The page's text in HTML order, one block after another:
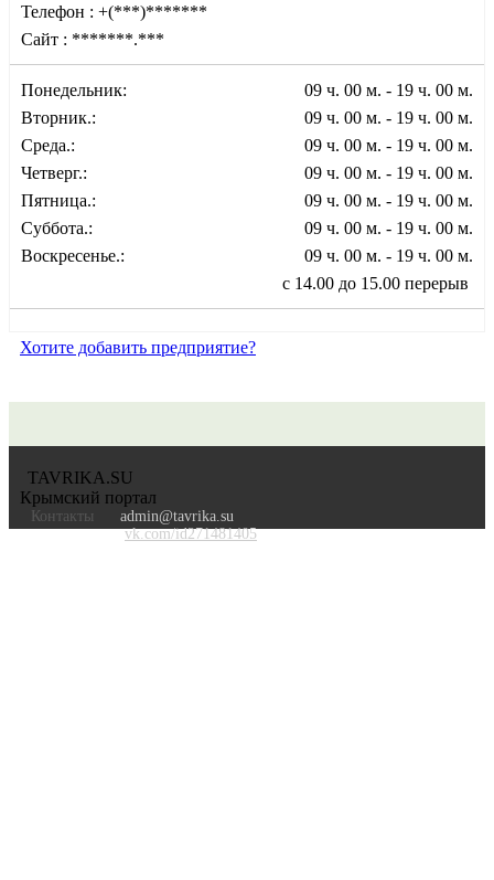
Телефон : +(***)*******
Сайт : *******.***
Понедельник:
09 ч. 00 м. - 19 ч. 00 м.
Вторник.:
09 ч. 00 м. - 19 ч. 00 м.
Среда.:
09 ч. 00 м. - 19 ч. 00 м.
Четверг.:
09 ч. 00 м. - 19 ч. 00 м.
Пятница.:
09 ч. 00 м. - 19 ч. 00 м.
Суббота.:
09 ч. 00 м. - 19 ч. 00 м.
Воскресенье.:
09 ч. 00 м. - 19 ч. 00 м.
с 14.00 до 15.00 перерыв
Хотите добавить предприятие?
TAVRIKA.SU
Крымский портал
Контакты
admin@tavrika.su
vk.com/id271481405